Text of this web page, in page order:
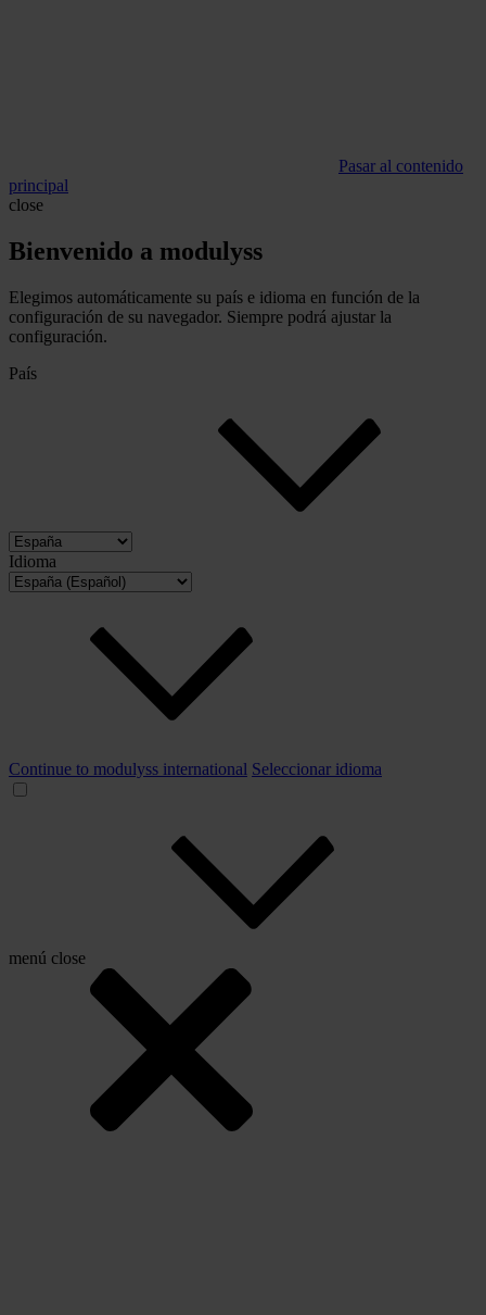
Pasar al contenido
principal
close
Bienvenido a modulyss
Elegimos automáticamente su país e idioma en función de la
configuración de su navegador. Siempre podrá ajustar la
configuración.
País
Idioma
Continue to modulyss international Seleccionar idioma
menú close